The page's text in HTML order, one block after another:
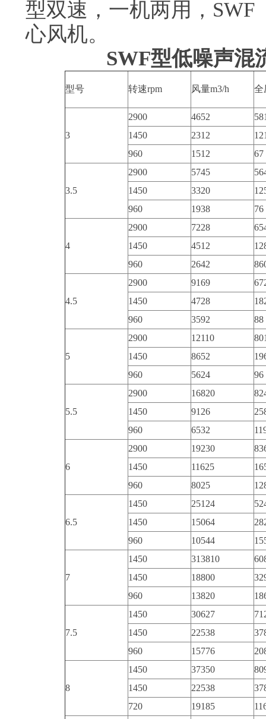
型双速，一机两用，
心风机。
SWF型低噪声混
型号 转速rpm 风量m3/h 全
3
2900 4652
1450
2312
960
1512 67
3.5
2900 5745
1450
3320
960
1938 76
4
2900 7228
1450
4512
960
2642
4.5
2900 9169
1450
4728
960
3592 88
5
2900 12110
1450
8652
960
5624 96
5.5
2900 16820
1450
9126
960
6532
6
2900 19230
1450
11625
960
8025
6.5
1450 25124
1450
15064
960
10544
7
1450 313810
1450
18800
960
13820
7.5
1450 30627
1450
22538
960
15776
8
1450 37350
1450
22538
720
19185